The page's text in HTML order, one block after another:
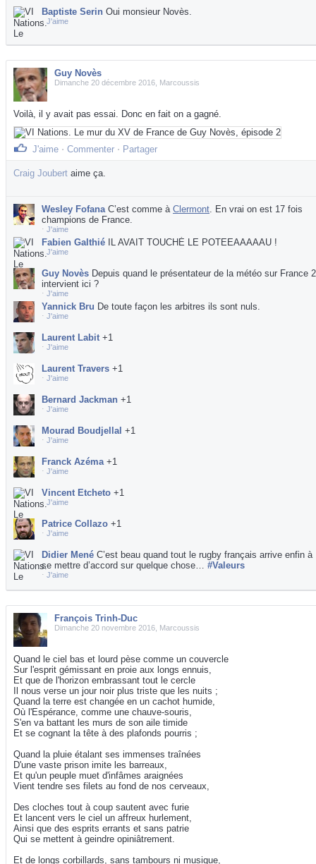
Baptiste Serin Oui monsieur Novès.
⋅ J'aime
Guy Novès
Dimanche 20 décembre 2016, Marcoussis
Voilà, il y avait pas essai. Donc en fait on a gagné.
J'aime ⋅ Commenter ⋅ Partager
Craig Joubert aime ça.
Wesley FofanaC’est comme à Clermont. En vrai on est 17 fois
champions de France.
⋅ J'aime
Fabien Galthié IL AVAIT TOUCHÉ LE POTEEAAAAAU !
⋅ J'aime
Guy Novès Depuis quand le présentateur de la météo sur France 2
intervient ici ?
⋅ J'aime
Yannick Bru De toute façon les arbitres ils sont nuls.
⋅ J'aime
Laurent Labit +1
⋅ J'aime
Laurent Travers +1
⋅ J'aime
Bernard Jackman +1
⋅ J'aime
Mourad Boudjellal +1
⋅ J'aime
Franck Azéma +1
⋅ J'aime
Vincent Etcheto +1
⋅ J'aime
Patrice Collazo +1
⋅ J'aime
Didier Mené C’est beau quand tout le rugby français arrive enfin à
se mettre d’accord sur quelque chose… #Valeurs
⋅ J'aime
François Trinh-Duc
Dimanche 20 novembre 2016, Marcoussis
Quand le ciel bas et lourd pèse comme un couvercle
Sur l'esprit gémissant en proie aux longs ennuis,
Et que de l'horizon embrassant tout le cercle
Il nous verse un jour noir plus triste que les nuits ;
Quand la terre est changée en un cachot humide,
Où l'Espérance, comme une chauve-souris,
S'en va battant les murs de son aile timide
Et se cognant la tête à des plafonds pourris ;
Quand la pluie étalant ses immenses traînées
D'une vaste prison imite les barreaux,
Et qu'un peuple muet d'infâmes araignées
Vient tendre ses filets au fond de nos cerveaux,
Des cloches tout à coup sautent avec furie
Et lancent vers le ciel un affreux hurlement,
Ainsi que des esprits errants et sans patrie
Qui se mettent à geindre opiniâtrement.
Et de longs corbillards, sans tambours ni musique,